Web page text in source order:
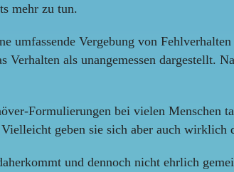
mehr zu tun.
Vergebung von
als unangemessen dargestellt.
Formulierungen bei vielen
Vielleicht geben sie sich aber auch wirklich
und dennoch nicht ehrlich